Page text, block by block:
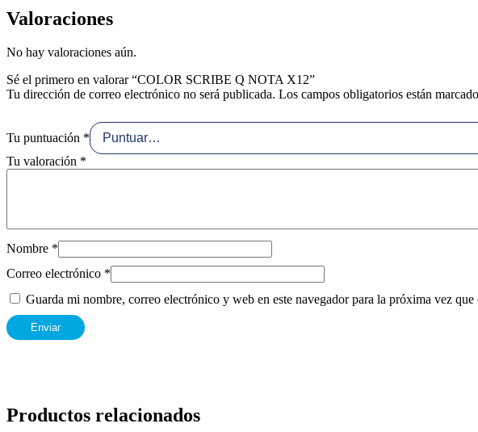
Valoraciones
No hay valoraciones aún.
Sé el primero en valorar “COLOR SCRIBE Q NOTA X12”
Tu dirección de correo electrónico no será publicada. Los campos obligatorios están
Tu puntuación *
Tu valoración *
Nombre *
Correo electrónico *
Guarda mi nombre, correo electrónico y web en este navegador para la próxima vez que
Productos relacionados